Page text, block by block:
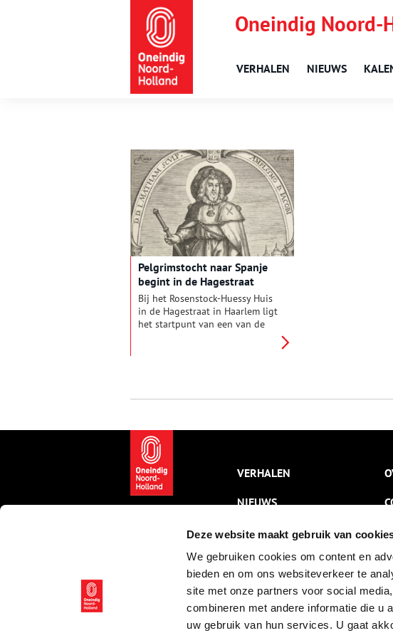
Deze website maakt gebruik van
We gebruiken cookies om content en
bieden en om ons websiteverkeer te
site met onze partners voor social
combineren met andere informatie die u
uw gebruik van hun services. U gaat
Oneindig Noord-
VERHALEN NIEUWS
Pelgrimstocht naar Spanje
begint in de Hagestraat
Bij het Rosenstock-Huessy Huis
in de Hagestraat in Haarlem ligt
het startpunt van een van de
VERHALEN
NIEUWS
KALENDER
THEMA’S
ACTIVITEITEN
VIDEO’S